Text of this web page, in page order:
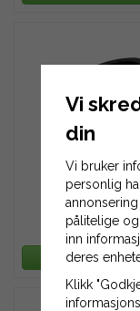
Drivreim John
M152284
778 kr 934 kr
LEGG TIL
Vi
din
Vi bruker
personlig
pålitelige
inn
deres
Klikk